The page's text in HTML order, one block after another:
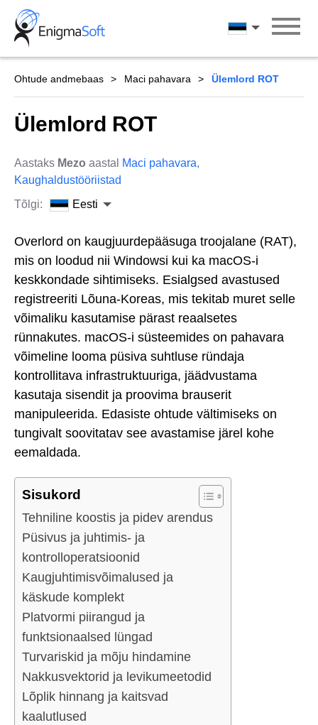
Skip
content
Eesti
Ohtude andmebaas Maci pahavara Ülemlord ROT
Ülemlord ROT
Aastaks Mezo aastal Maci pahavara,
Kaughaldustööriistad
Tõlgi:
Eesti
Overlord on kaugjuurdepääsuga troojalane (RAT),
mis on loodud nii Windowsi kui ka macOS-i
keskkondade sihtimiseks. Esialgsed avastused
registreeriti Lõuna-Koreas, mis tekitab muret selle
võimaliku kasutamise pärast reaalsetes
rünnakutes. macOS-i süsteemides on pahavara
võimeline looma püsiva suhtluse ründaja
kontrollitava infrastruktuuriga, jäädvustama
kasutaja sisendit ja proovima brauserit
manipuleerida. Edasiste ohtude vältimiseks on
tungivalt soovitatav see avastamise järel kohe
eemaldada.
Sisukord
Tehniline koostis ja pidev arendus
Püsivus ja juhtimis- ja
kontrolloperatsioonid
Kaugjuhtimisvõimalused ja
käskude komplekt
Platvormi piirangud ja
funktsionaalsed lüngad
Turvariskid ja mõju hindamine
Nakkusvektorid ja levikumeetodid
Lõplik hinnang ja kaitsvad
kaalutlused